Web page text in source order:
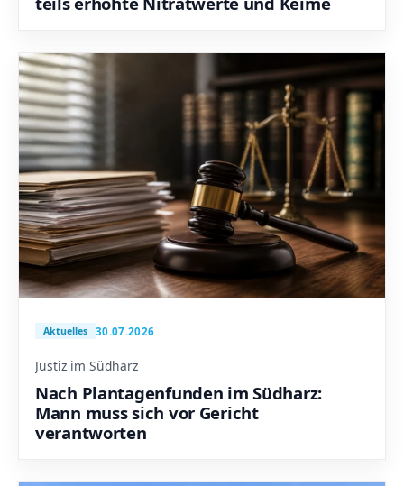
Aktuelles 30.07.2026
Justiz im Südharz
Nach Plantagenfunden im Südharz:
Mann muss sich vor Gericht
verantworten